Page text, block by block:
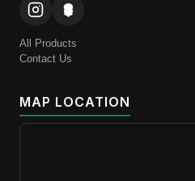
All Products
Contact Us
MAP LOCATION